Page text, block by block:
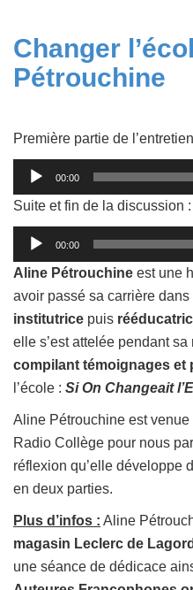
Changer
Pétrouchine
Première partie de
Lecteur
audio
00:00
Suite et fin de la discussion :
Lecteur
audio
00:00
Aline Pétrouchine est une
avoir passé sa carrière
institutrice puis
elle s’est attelée pendant sa
compilant témoignages et
l’école : Si On Changeait
Aline Pétrouchine est
Radio Collège pour nous
réflexion qu’elle développe
en deux parties.
Plus d’infos : Aline
magasin Leclerc de
une séance de dédicace